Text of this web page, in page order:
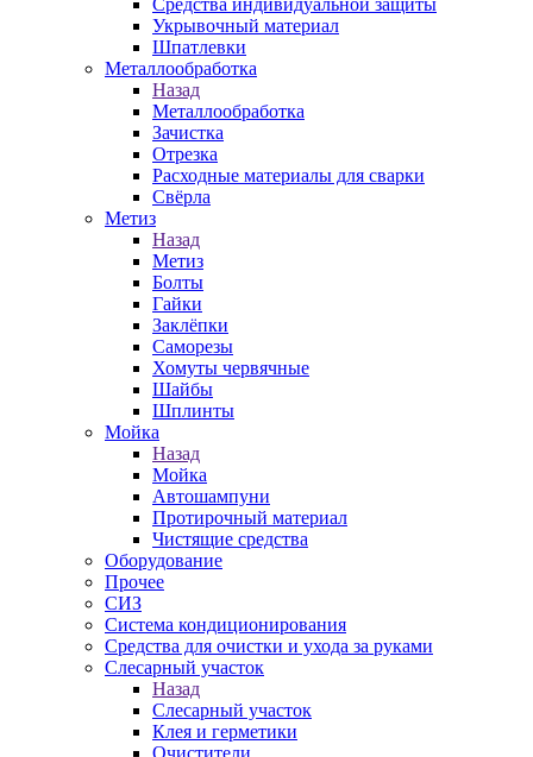
Средства индивидуальной защиты
Укрывочный материал
Шпатлевки
Металлообработка
Назад
Металлообработка
Зачистка
Отрезка
Расходные материалы для сварки
Свёрла
Метиз
Назад
Метиз
Болты
Гайки
Заклёпки
Саморезы
Хомуты червячные
Шайбы
Шплинты
Мойка
Назад
Мойка
Автошампуни
Протирочный материал
Чистящие средства
Оборудование
Прочее
СИЗ
Система кондиционирования
Средства для очистки и ухода за руками
Слесарный участок
Назад
Слесарный участок
Клея и герметики
Очистители